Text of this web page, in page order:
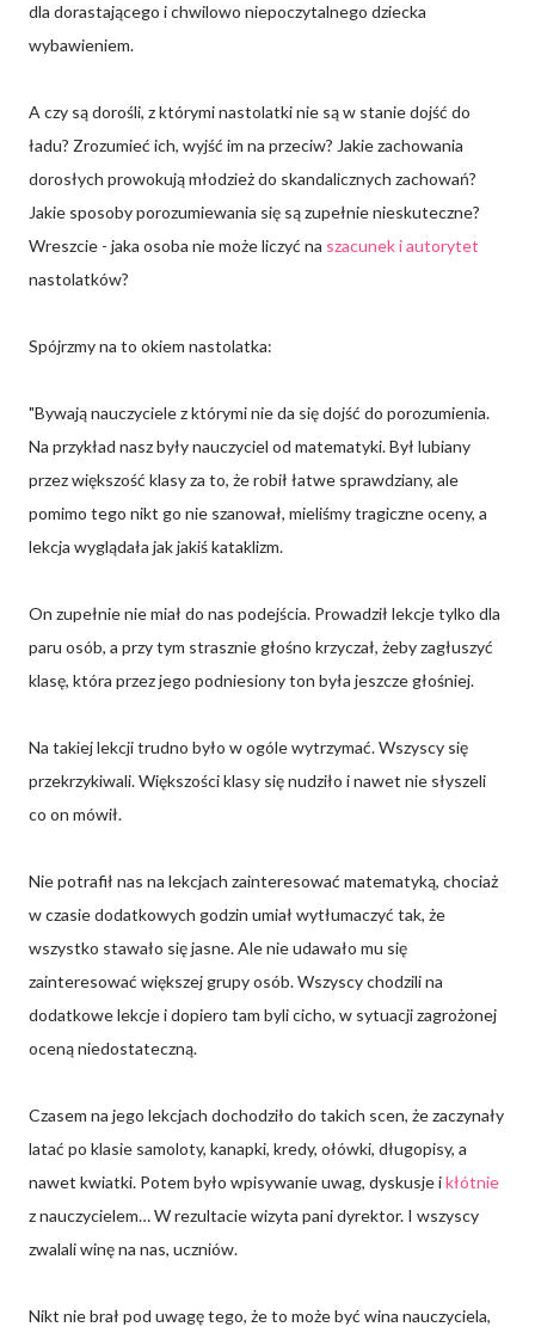
dla dorastającego i chwilowo niepoczytalnego dziecka
wybawieniem.
A czy są dorośli, z którymi nastolatki nie są w stanie dojść do
ładu? Zrozumieć ich, wyjść im na przeciw? Jakie zachowania
dorosłych prowokują młodzież do skandalicznych zachowań?
Jakie sposoby porozumiewania się są zupełnie nieskuteczne?
Wreszcie - jaka osoba nie może liczyć na szacunek i autorytet
nastolatków?
Spójrzmy na to okiem nastolatka:
"Bywają nauczyciele z którymi nie da się dojść do porozumienia.
Na przykład nasz były nauczyciel od matematyki. Był lubiany
przez większość klasy za to, że robił łatwe sprawdziany, ale
pomimo tego nikt go nie szanował, mieliśmy tragiczne oceny, a
lekcja wyglądała jak jakiś kataklizm.
On zupełnie nie miał do nas podejścia. Prowadził lekcje tylko dla
paru osób, a przy tym strasznie głośno krzyczał, żeby zagłuszyć
klasę, która przez jego podniesiony ton była jeszcze głośniej.
Na takiej lekcji trudno było w ogóle wytrzymać. Wszyscy się
przekrzykiwali. Większości klasy się nudziło i nawet nie słyszeli
co on mówił.
Nie potrafił nas na lekcjach zainteresować matematyką, chociaż
w czasie dodatkowych godzin umiał wytłumaczyć tak, że
wszystko stawało się jasne. Ale nie udawało mu się
zainteresować większej grupy osób. Wszyscy chodzili na
dodatkowe lekcje i dopiero tam byli cicho, w sytuacji zagrożonej
oceną niedostateczną.
Czasem na jego lekcjach dochodziło do takich scen, że zaczynały
latać po klasie samoloty, kanapki, kredy, ołówki, długopisy, a
nawet kwiatki. Potem było wpisywanie uwag, dyskusje ikłótnie
z nauczycielem… W rezultacie wizyta pani dyrektor. I wszyscy
zwalali winę na nas, uczniów.
Nikt nie brał pod uwagę tego, że to może być wina nauczyciela,